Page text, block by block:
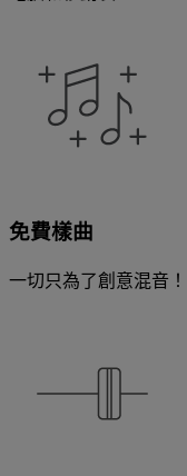
免費樣曲
一切只為了創意混音！